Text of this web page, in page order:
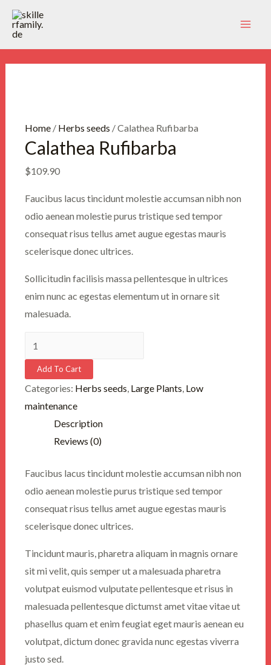
Zum
Inhalt
Home/ Herbs seeds / Calathea Rufibarba
Calathea Rufibarba
$109.90
Faucibus lacus tincidunt molestie accumsan nibh non
odio aenean molestie purus tristique sed tempor
consequat risus tellus amet augue egestas mauris
scelerisque donec ultrices.
Sollicitudin facilisis massa pellentesque in ultrices
enim nunc ac egestas elementum ut in ornare sit
malesuada.
Rufibarba
quantity
Add To Cart
Categories: Herbs seeds Large Plants Low
maintenance
Description
Reviews (0)
Faucibus lacus tincidunt molestie accumsan nibh non
odio aenean molestie purus tristique sed tempor
consequat risus tellus amet augue egestas mauris
scelerisque donec ultrices.
Tincidunt mauris, pharetra aliquam in magnis ornare
sit mi velit, quis semper ut a malesuada pharetra
volutpat euismod vulputate pellentesque et risus in
malesuada pellentesque dictumst amet vitae vitae ut
phasellus quam et enim feugiat eget mauris aenean eu
volutpat, dictum donec gravida nunc egestas viverra
justo sed.